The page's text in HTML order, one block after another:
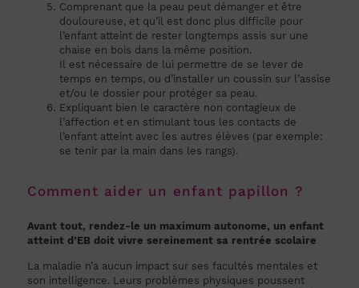
Comprenant que la peau peut démanger et être
douloureuse, et qu’il est donc plus difficile pour
l’enfant atteint de rester longtemps assis sur une
chaise en bois dans la même position.
Il est nécessaire de lui permettre de se lever de
temps en temps, ou d’installer un coussin sur l’assise
et/ou le dossier pour protéger sa peau.
Expliquant bien le caractère non contagieux de
l’affection et en stimulant tous les contacts de
l’enfant atteint avec les autres élèves (par exemple:
se tenir par la main dans les rangs).
Comment aider un enfant papillon ?
Avant tout, rendez-le un maximum autonome, un enfant
atteint d’EB doit vivre sereinement sa rentrée scolaire
La maladie n’a aucun impact sur ses facultés mentales et
son intelligence. Leurs problèmes physiques poussent